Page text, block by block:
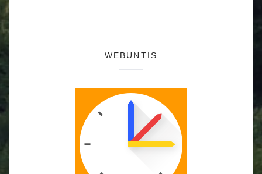
WEBUNTIS